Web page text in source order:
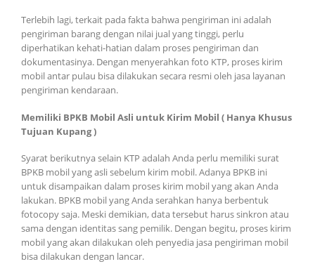
Terlebih lagi, terkait pada fakta bahwa pengiriman ini adalah
pengiriman barang dengan nilai jual yang tinggi, perlu
diperhatikan kehati-hatian dalam proses pengiriman dan
dokumentasinya. Dengan menyerahkan foto KTP, proses kirim
mobil antar pulau bisa dilakukan secara resmi oleh jasa layanan
pengiriman kendaraan.
Memiliki BPKB Mobil Asli untuk Kirim Mobil ( Hanya Khusus
Tujuan Kupang )
Syarat berikutnya selain KTP adalah Anda perlu memiliki surat
BPKB mobil yang asli sebelum kirim mobil. Adanya BPKB ini
untuk disampaikan dalam proses kirim mobil yang akan Anda
lakukan. BPKB mobil yang Anda serahkan hanya berbentuk
fotocopy saja. Meski demikian, data tersebut harus sinkron atau
sama dengan identitas sang pemilik. Dengan begitu, proses kirim
mobil yang akan dilakukan oleh penyedia jasa pengiriman mobil
bisa dilakukan dengan lancar.